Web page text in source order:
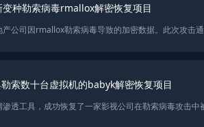
种勒索病毒rmallox解密恢复项目
索数十台虚拟机的babyk解密恢复项目